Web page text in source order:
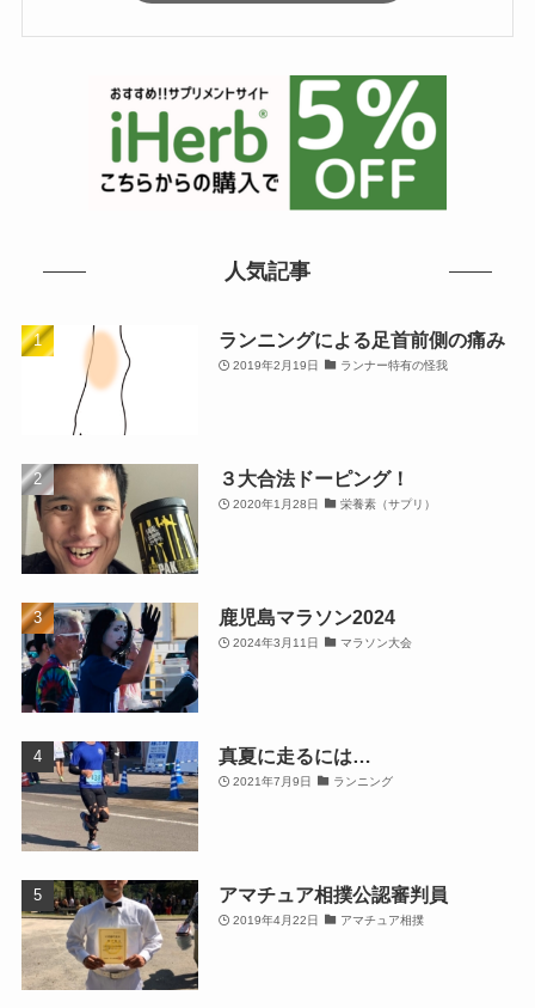
人気記事
ランニングによる足首前側の痛み
2019年2月19日 ランナー特有の怪我
３大合法ドーピング！
2020年1月28日 栄養素（サプリ）
鹿児島マラソン2024
2024年3月11日 マラソン大会
真夏に走るには…
2021年7月9日 ランニング
アマチュア相撲公認審判員
2019年4月22日 アマチュア相撲